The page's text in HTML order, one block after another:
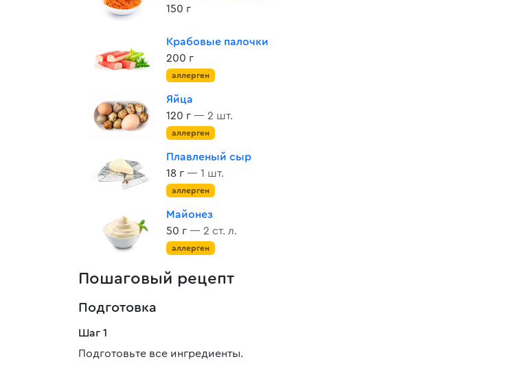
150 г
Крабовые палочки
200 г
аллерген
Яйца
120 г — 2 шт.
аллерген
Плавленый сыр
18 г — 1 шт.
аллерген
Майонез
50 г — 2 ст. л.
аллерген
Пошаговый рецепт
Подготовка
Шаг 1
Подготовьте все ингредиенты.